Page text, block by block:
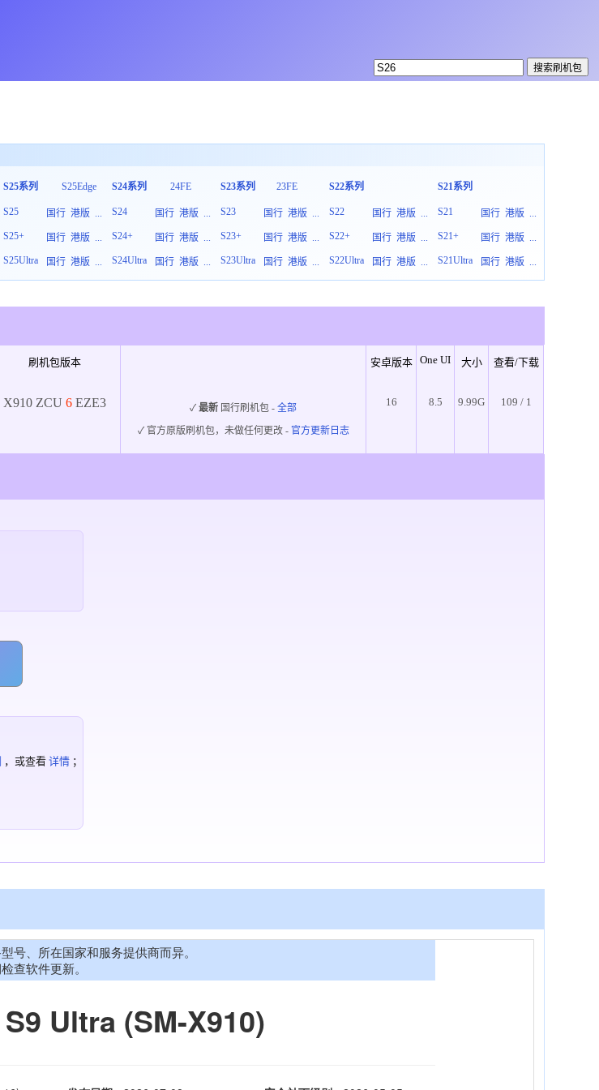
S25系列 S25Edge
S25 国行 港版 ...
S25+
国行 港版 ...
S25Ultra
国行 港版 ...
S24系列 24FE
S24 国行 港版 ...
S24+
国行 港版 ...
S24Ultra
国行 港版 ...
S23系列 23FE
S23 国行 港版 ...
S23+
国行 港版 ...
S23Ultra
国行 港版 ...
S22系列
S22 国行 港版 ...
S22+
国行 港版 ...
S22Ultra
国行 港版 ...
S21系列
S21 国行 港版 ...
S21+
国行 港版 ...
S21Ultra
国行 港版 ...
刷机包版本 安卓版本 One UI 大小 查看/下载
X910 ZCU 6 EZE3 ✓最新 国行刷机包 -全部
✓ 官方原版刷机包，未做任何更改 - 官方更新日志
16 8.5 9.99G 109 / 1
，或查看详情 ；